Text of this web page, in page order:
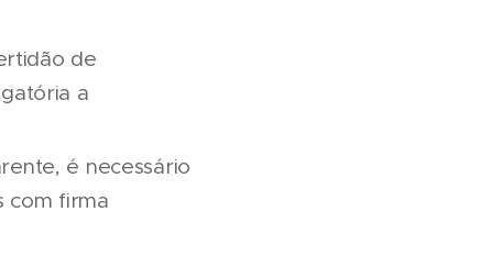
de
a
é necessário
com firma